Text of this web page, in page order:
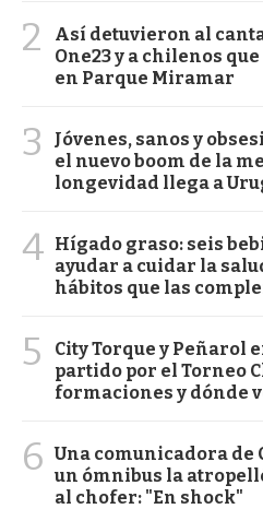
2
Así detuvieron al
One23 y a chilenos
en Parque Miramar
3
Jóvenes, sanos y
el nuevo boom de la
longevidad llega a
4 Hígado graso: seis
ayudar a cuidar la
hábitos que las
5
City Torque y Peñarol
partido por el Torneo
formaciones y dónde
6 Una comunicadora de
un ómnibus la
al chofer: "En shock"